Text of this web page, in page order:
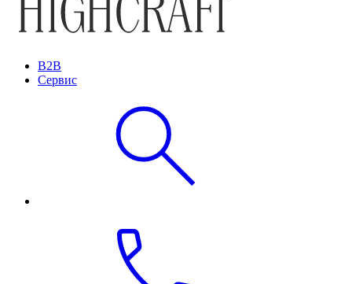
B2B
Сервис